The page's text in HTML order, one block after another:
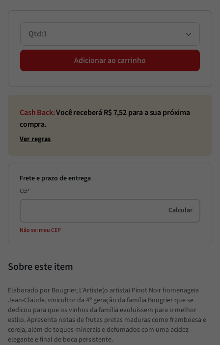
1
Adicionar ao carrinho
Cash Back:Você receberá R$7,52para a sua próxima
compra.
Ver regras
CEP
Não sei meu CEP
Elaborado por Bougrier, L’Artiste(o artista) Pinot Noir homenageia
Jean-Claude, vinicultor da 4º geração da família Bougrier que se
dedicou para que os vinhos da família evoluíssem para o melhor
estilo. Apresenta notas de frutas pretas maduras como framboesa e
cereja, além de toques minerais e defumados com uma acidez
elegante e final de boca persistente.